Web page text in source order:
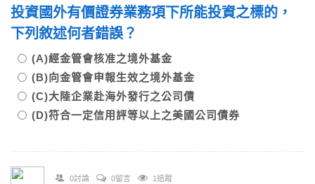
投資國外有價證券業務項下所能投資之標的，
下列敘述何者錯誤？
(A)經金管會核准之境外基金
(B)向金管會申報生效之境外基金
(C)大陸企業赴海外發行之公司債
(D)符合一定信用評等以上之美國公司債券
0討論 0留言 1追蹤